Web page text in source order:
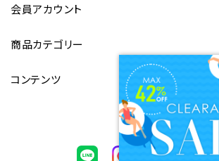
会員アカウント
商品カテゴリー
コンテンツ
FOLLOW US